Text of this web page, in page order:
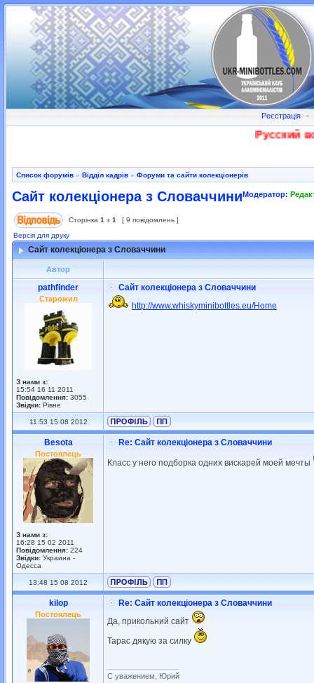
Реєстрація •
Русский
Список форумів » Відділ кадрів » Форуми та сайти колекціонерів
Сайт колекціонера з СловаччиниМодератор:
Сторінка 1 з 1
[ 9 повідомлень ]
Версія для друку
Сайт колекціонера з Словаччини
Автор
pathfinder
Старожил
З нами з:
15:54 16 11 2011
Повідомлення: 3055
Звідки: Рівне
Сайт колекціонера з Словаччини
http://www.whiskyminibottles.eu/Home
11:53 15 08 2012
Besota
Постоялець
З нами з:
16:28 15 02 2011
Повідомлення: 224
Звідки: Украина -
Одесса
Re: Сайт колекціонера з Словаччини
Класс у него подборка одних вискарей моей мечты
13:48 15 08 2012
kilop
Постоялець
Re: Сайт колекціонера з Словаччини
Да, прикольний сайт
Тарас дякую за силку
С уважением, Юрий